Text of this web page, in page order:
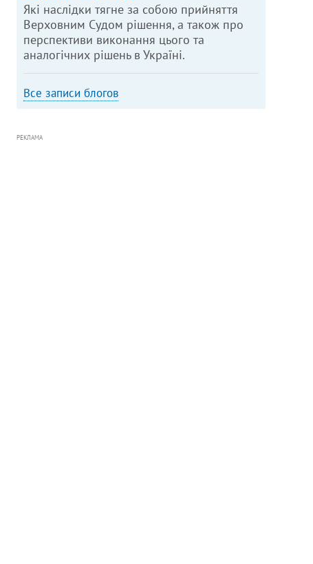
Які наслідки тягне за собою прийняття
Верховним Судом рішення, а також про
перспективи виконання цього та
аналогічних рішень в Україні.
Все записи блогов
РЕКЛАМА